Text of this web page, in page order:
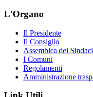
L'Organo
Il Presidente
Il Consiglio
Assemblea dei Sindaci
I Comuni
Regolamenti
Amministrazione